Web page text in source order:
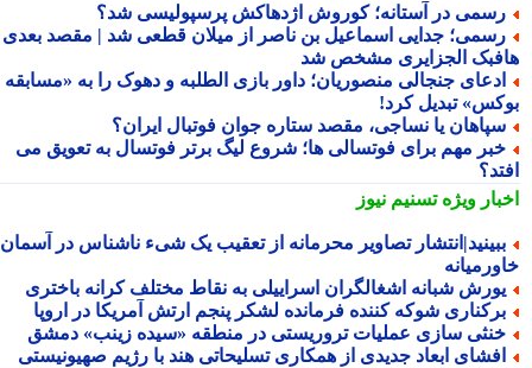
در آستانه؛ کوروش اژدهاکش پرسپولیسی شد؟
جدایی اسماعیل بن ناصر از میلان قطعی شد | مقصد بعدی
الجزایری مشخص شد
جنجالی منصوریان؛ داور بازی الطلبه و دهوک را به «مسابقه
تبدیل کرد!
یا نساجی، مقصد ستاره جوان فوتبال ایران؟
مهم برای فوتسالی ها؛ شروع لیگ برتر فوتسال به تعویق می
ویژهتسنیم نیوز
تصاویر محرمانه از تعقیب یک شیء ناشناس در آسمان
شبانه اشغالگران اسراییلی به نقاط مختلف کرانه باختری
شوکه کننده فرمانده لشکر پنجم ارتش آمریکا در اروپا
سازی عملیات تروریستی در منطقه «سیده زینب» دمشق
ابعاد جدیدی از همکاری تسلیحاتی هند با رژیم صهیونیستی